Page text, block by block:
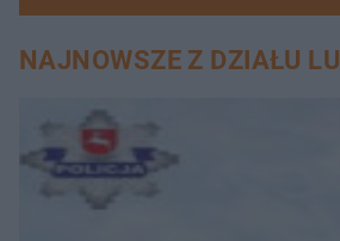
NAJNOWSZE Z DZIAŁU